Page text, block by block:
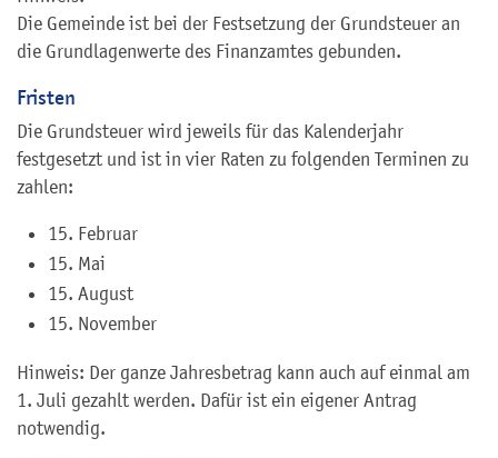
Die Gemeinde ist bei der Festsetzung der Grundsteuer an
die Grundlagenwerte des Finanzamtes gebunden.
Fristen
Die Grundsteuer wird jeweils für das Kalenderjahr
festgesetzt und ist in vier Raten zu folgenden Terminen zu
zahlen:
15. Februar
15. Mai
15. August
15. November
Hinweis: Der ganze Jahresbetrag kann auch auf einmal am
1. Juli gezahlt werden. Dafür ist ein eigener Antrag
notwendig.